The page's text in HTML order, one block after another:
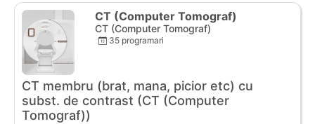
CT (Computer Tomograf)
CT (Computer Tomograf)
35 programari
CT membru (brat, mana, picior etc) cu
subst. de contrast (CT (Computer
Tomograf))